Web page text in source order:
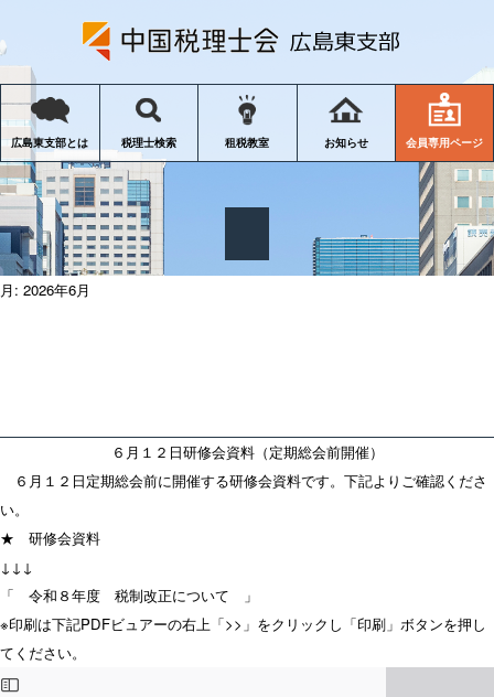
広島東支部とは 税理士検索 租税教室 お知らせ 会員専用ページ
月: 2026年6月
６月１２日研修会資料（定期総会前開催）
６月１２日定期総会前に開催する研修会資料です。下記よりご確認くださ
い。
★ 研修会資料
↓↓↓
「 令和８年度 税制改正について 」
※印刷は下記PDFビュアーの右上「>>」をクリックし「印刷」ボタンを押し
てください。
Skip